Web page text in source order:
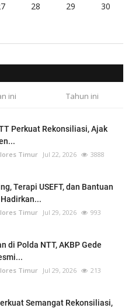
28 29 30
ini Tahun ini
Perkuat Rekonsiliasi, Ajak
Timur Jul 22, 2026 3888
Terapi USEFT, dan Bantuan
Timur Jul 29, 2026 993
di Polda NTT, AKBP Gede
Timur Jul 29, 2026 213
Semangat Rekonsiliasi,